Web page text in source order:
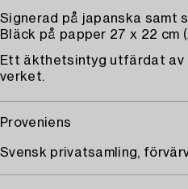
Signerad på japanska samt
Bläck på papper 27 x 22 cm
Ett äkthetsintyg utfärdat av
verket.
Proveniens
Svensk privatsamling,